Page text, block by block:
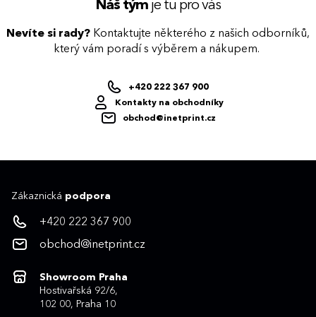
Náš týmje tu pro vás
Nevíte si rady? Kontaktujte některého z našich odborníků,
který vám poradí s výběrem a nákupem.
+420 222 367 900
Kontakty na obchodníky
obchod@inetprint.cz
Zákaznická podpora
+420 222 367 900
obchod@inetprint.cz
Showroom Praha
Hostivařská 92/6,
102 00, Praha 10